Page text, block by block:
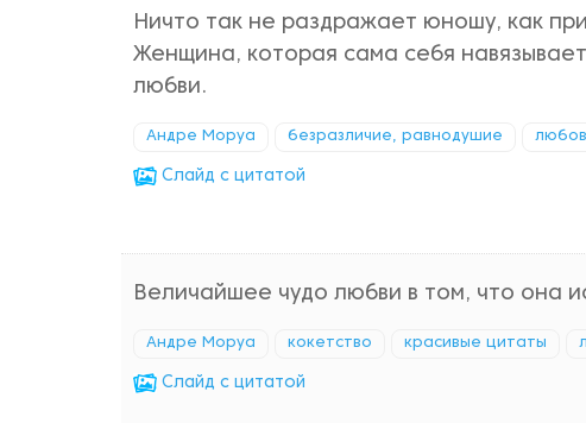
Ничто так не раздражает юношу, как
Женщина, которая сама себя
любви.
Андре Моруа безразличие, равнодушие
Cлайд с цитатой
Величайшее чудо любви в том, что она
Андре Моруа кокетство красивые цитаты
Cлайд с цитатой